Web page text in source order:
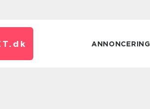
dk ANNONCERING